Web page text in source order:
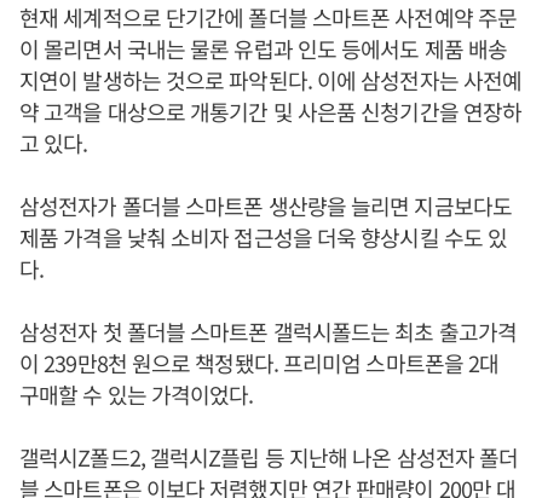
현재 세계적으로 단기간에 폴더블 스마트폰 사전예약 주문
이 몰리면서 국내는 물론 유럽과 인도 등에서도 제품 배송
지연이 발생하는 것으로 파악된다. 이에 삼성전자는 사전예
약 고객을 대상으로 개통기간 및 사은품 신청기간을 연장하
고 있다.
삼성전자가 폴더블 스마트폰 생산량을 늘리면 지금보다도
제품 가격을 낮춰 소비자 접근성을 더욱 향상시킬 수도 있
다.
삼성전자 첫 폴더블 스마트폰 갤럭시폴드는 최초 출고가격
이 239만8천 원으로 책정됐다. 프리미엄 스마트폰을 2대
구매할 수 있는 가격이었다.
갤럭시Z폴드2, 갤럭시Z플립 등 지난해 나온 삼성전자 폴더
블 스마트폰은 이보다 저렴했지만 연간 판매량이 200만 대